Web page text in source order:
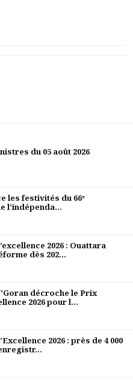
du 05 août 2026
les festivités du 66ᵉ
l’indépenda...
2026 : Ouattara
dès 202...
décroche le Prix
2026 pour l...
2026 : près de 4 000